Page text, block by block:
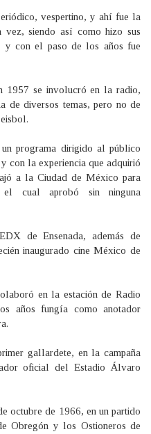
vespertino, y ahí fue la
vez, siendo así como hizo sus
y con el paso de los años fue
1957 se involucró en la radio,
de diversos temas, pero no de
programa dirigido al público
con la experiencia que adquirió
a la Ciudad de México para
cual aprobó sin ninguna
de Ensenada, además de
inaugurado cine México de
en la estación de Radio
años fungía como anotador
gallardete, en la campaña
oficial del Estadio Álvaro
octubre de 1966, en un partido
Obregón y los Ostioneros de